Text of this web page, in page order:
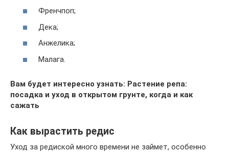
Френчпоп;
Дека;
Анжелика;
Малага.
Вам будет интересно узнать: Растение репа:
посадка и уход в открытом грунте, когда и как
сажать
Как вырастить редис
Уход за редиской много времени не займет, особенно